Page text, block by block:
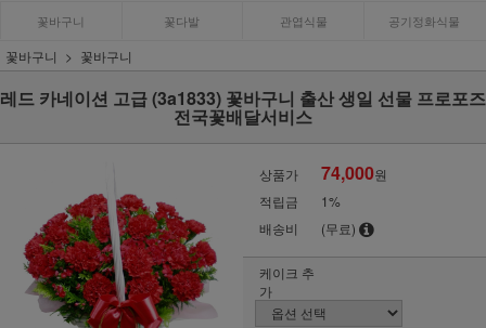
꽃바구니 꽃다발 관엽식물 공기정화식물
꽃바구니 꽃바구니
레드 카네이션 고급 (3a1833) 꽃바구니 출산 생일 선물 프로포즈
전국꽃배달서비스
상품가 74,000원
적립금
1%
배송비
(무료)
케이크 추
가